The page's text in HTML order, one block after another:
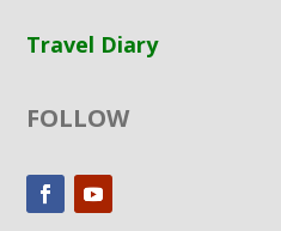
Travel Diary
FOLLOW